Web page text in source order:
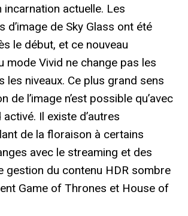
incarnation actuelle. Les
d’image de Sky Glass ont été
le début, et ce nouveau
mode Vivid ne change pas les
les niveaux. Ce plus grand sens
de l’image n’est possible qu’avec
Il existe d’autres
de la floraison à certains
avec le streaming et des
gestion du contenu HDR sombre
Game of Thrones et House of